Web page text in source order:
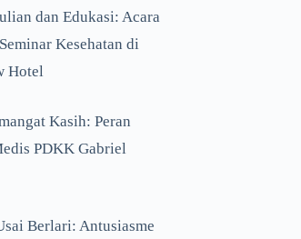
dan Edukasi: Acara
Kesehatan di
Hotel
Kasih: Peran
PDKK Gabriel
Berlari: Antusiasme